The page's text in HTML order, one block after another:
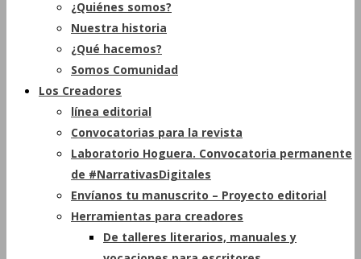
¿Quiénes somos?
Nuestra historia
¿Qué hacemos?
Somos Comunidad
Los Creadores
línea editorial
Convocatorias para la revista
Laboratorio Hoguera. Convocatoria permanente
de #NarrativasDigitales
Envíanos tu manuscrito – Proyecto editorial
Herramientas para creadores
De talleres literarios, manuales y